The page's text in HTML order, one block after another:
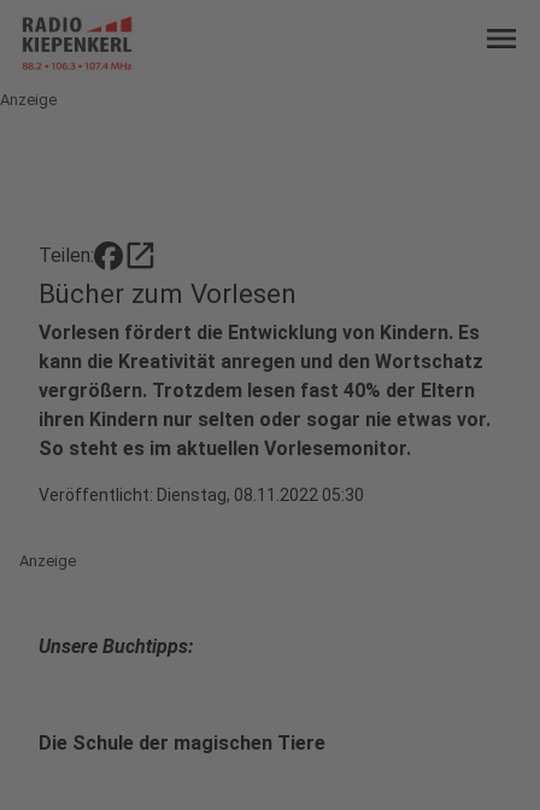
menu
Anzeige
Teilen: open_in_new
Bücher zum Vorlesen
Vorlesen fördert die Entwicklung von Kindern. Es
kann die Kreativität anregen und den Wortschatz
vergrößern. Trotzdem lesen fast 40% der Eltern
ihren Kindern nur selten oder sogar nie etwas vor.
So steht es im aktuellen Vorlesemonitor.
Veröffentlicht: Dienstag, 08.11.2022 05:30
Anzeige
Unsere Buchtipps:
Die Schule der magischen Tiere